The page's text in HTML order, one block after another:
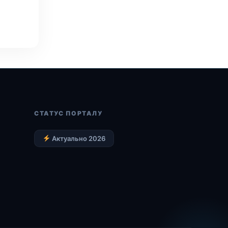
СТАТУС ПОРТАЛУ
Актуально 2026